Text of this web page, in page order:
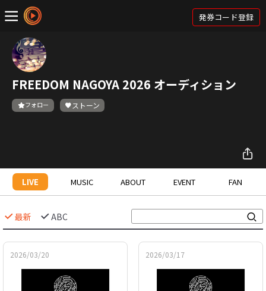
発券コード登録
FREEDOM NAGOYA 2026 オーディション
フォロー ストーン
LIVE MUSIC ABOUT EVENT FAN
最新 ABC
2026/03/20 2026/03/17